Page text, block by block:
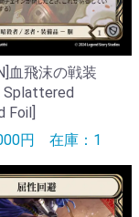
血飛沫の戦装
Splattered
Foil]
円 在庫：1